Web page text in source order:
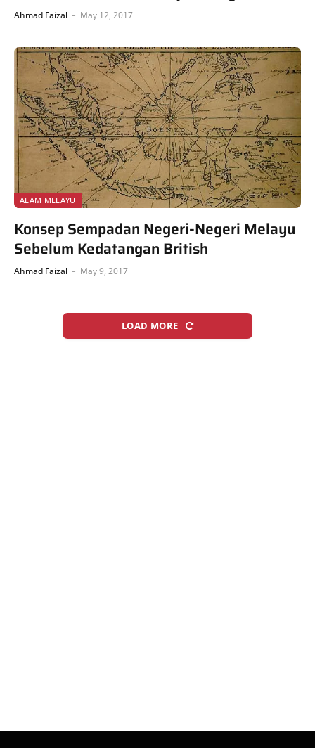
Ahmad Faizal May 12, 2017
ALAM MELAYU
Konsep Sempadan Negeri-Negeri Melayu
Sebelum Kedatangan British
Ahmad Faizal May 9, 2017
LOAD MORE